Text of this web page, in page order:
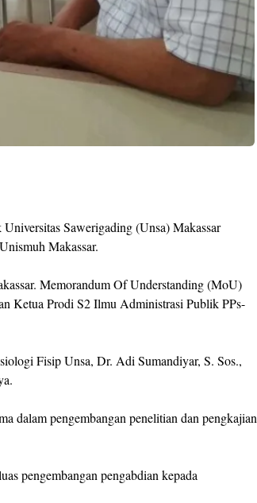
Sawerigading (Unsa) Makassar
Makassar.
Memorandum Of Understanding (MoU)
Ketua Prodi S2 Ilmu Administrasi Publik PPs-
Fisip Unsa, Dr. Adi Sumandiyar, S. Sos.,
dalam pengembangan penelitian dan pengkajian
pengembangan pengabdian kepada